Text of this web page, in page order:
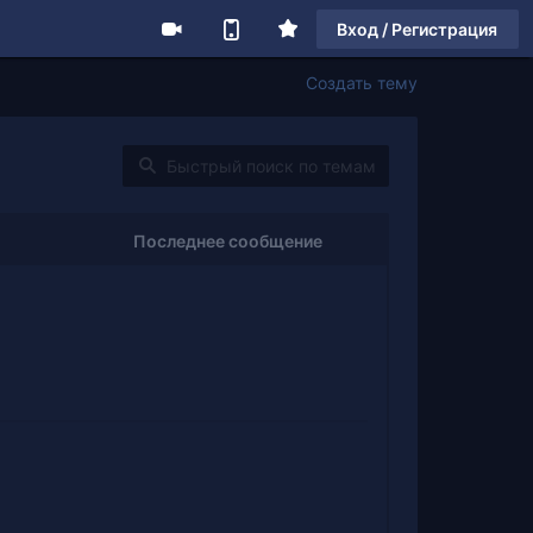
Вход / Регистрация
Создать тему
Последнее сообщение